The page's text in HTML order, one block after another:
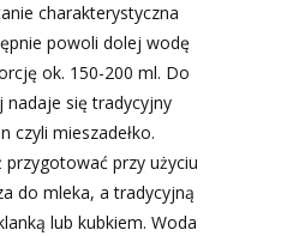
charakterystyczna
powoli dolej wodę
ok. 150-200 ml. Do
nadaje się tradycyjny
czyli mieszadełko.
przy użyciu
do mleka, a tradycyjną
lub kubkiem. Woda